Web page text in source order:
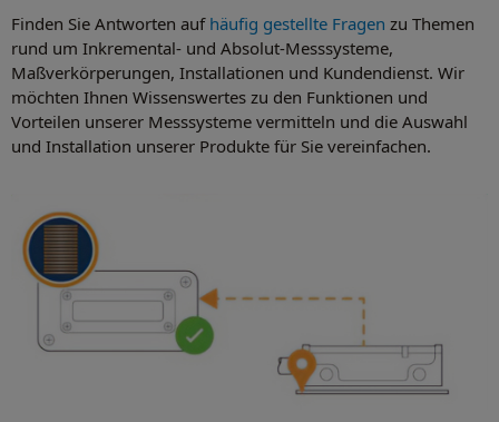
Finden Sie Antworten auf häufig gestellte Fragen zu Themen
rund um Inkremental- und Absolut-Messsysteme,
Maßverkörperungen, Installationen und Kundendienst. Wir
möchten Ihnen Wissenswertes zu den Funktionen und
Vorteilen unserer Messsysteme vermitteln und die Auswahl
und Installation unserer Produkte für Sie vereinfachen.